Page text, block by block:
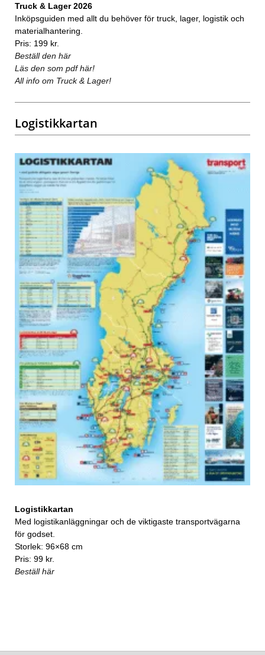
Truck & Lager 2026
Inköpsguiden med allt du behöver för truck, lager, logistik och
materialhantering.
Pris: 199 kr.
Beställ den här
Läs den som pdf här!
All info om Truck & Lager!
Logistikkartan
Logistikkartan
Med logistikanläggningar och de viktigaste transportvägarna
för godset.
Storlek: 96×68 cm
Pris: 99 kr.
Beställ här